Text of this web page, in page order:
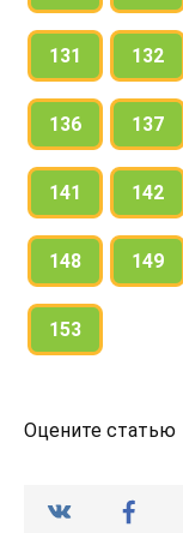
131 132
136 137
141 142
148 149
153
Оцените статью